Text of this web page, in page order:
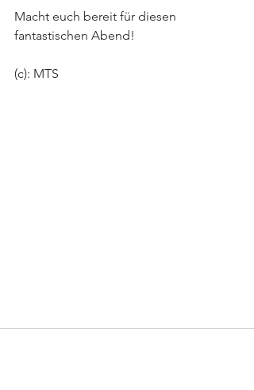
Macht euch bereit für diesen
fantastischen Abend!
(c): MTS